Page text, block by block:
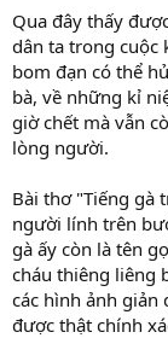
Qua đây thấy
dân ta trong cuộc
bom đạn có thể
bà, về những kỉ
giờ chết mà vẫn
lòng người.
Bài thơ "Tiếng gà
người lính trên
gà ấy còn là tên
cháu thiêng liêng
các hình ảnh giản
được thật chính